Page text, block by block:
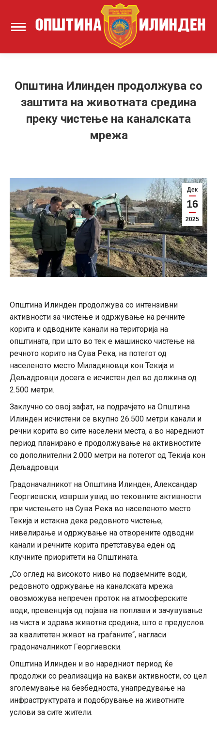
Општина Илинден продолжува со
заштита на животната средина
преку чистење на каналската
мрежа
Дек
16
2025
Општина Илинден продолжува со интензивни
активности за чистење и одржување на речните
корита и одводните канали на територија на
општината, при што во тек е машинско чистење на
речното корито на Сува Река, на потегот од
населеното место Миладиновци кон Текија и
Дељадровци досега е исчистен дел во должина од
2.500 метри.
Заклучно со овој зафат, на подрачјето на Општина
Илинден исчистени се вкупно 26.500 метри канали и
речни корита во сите населени места, а во наредниот
период планирано е продолжување на активностите
со дополнителни 2.000 метри на потегот од Текија кон
Дељадровци.
Градоначалникот на Општина Илинден, Александар
Георгиевски, изврши увид во тековните активности
при чистењето на Сува Река во населеното место
Текија и истакна дека редовното чистење,
нивелирање и одржување на отворените одводни
канали и речните корита претставува еден од
клучните приоритети на Општината.
„Со оглед на високото ниво на подземните води,
редовното одржување на каналската мрежа
овозможува непречен проток на атмосферските
води, превенција од појава на поплави и зачувување
на чиста и здрава животна средина, што е предуслов
за квалитетен живот на граѓаните“, нагласи
градоначалникот Георгиевски.
Општина Илинден и во наредниот период ќе
продолжи со реализација на вакви активности, со цел
зголемување на безбедноста, унапредување на
инфраструктурата и подобрување на животните
услови за сите жители.